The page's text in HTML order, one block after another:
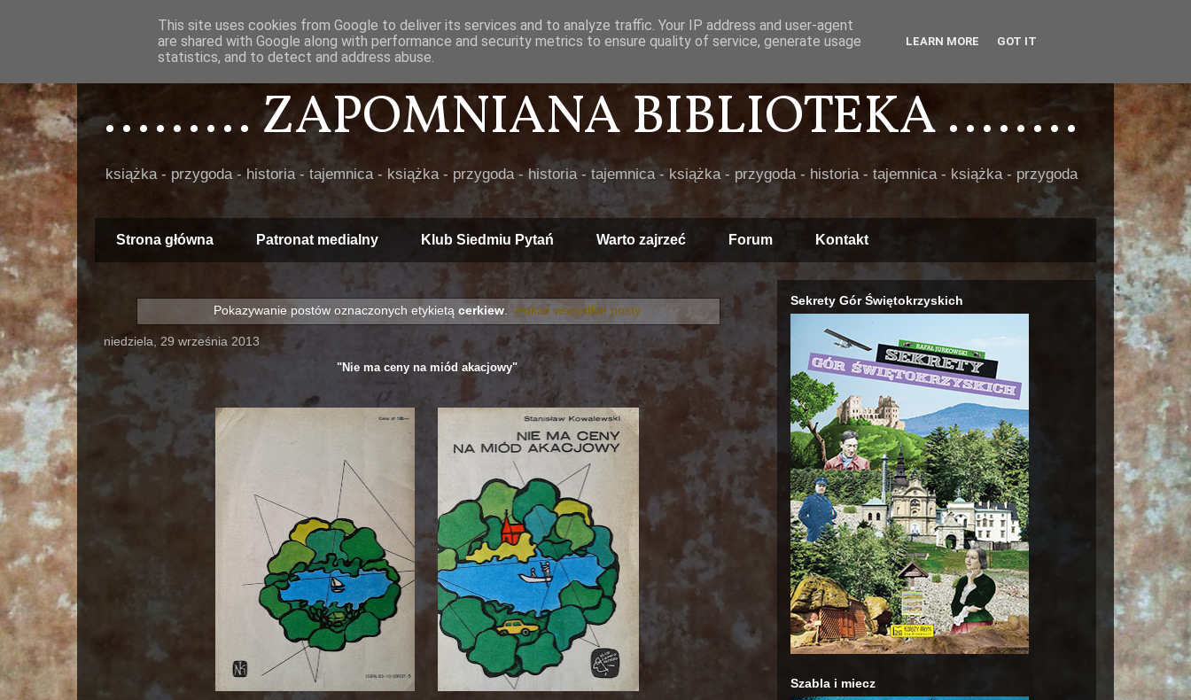
......... ZAPOMNIANA BIBLIOTEKA ........
książka - przygoda - historia - tajemnica - książka - przygoda - historia - tajemnica - książka - przygoda - historia - tajemnica - książka - przygoda
Strona główna Patronat medialny Klub Siedmiu Pytań Warto zajrzeć Forum Kontakt
Pokazywanie postów oznaczonych etykietą cerkiew. Pokaż wszystkie posty
niedziela, 29 września 2013
"Nie ma ceny na miód akacjowy"
Sekrety Gór Świętokrzyskich
Szabla i miecz
This site uses cookies from Google to deliver its services and to analyze traffic. Your IP address and user-agent
are shared with Google along with performance and security metrics to ensure quality of service, generate usage
statistics, and to detect and address abuse.
LEARN MORE GOT IT